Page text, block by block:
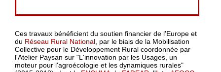
Ces travaux bénéficient du soutien financier de l'Europe et
du Réseau Rural National, par le biais de la Mobilisation
Collective pour le Développement Rural coordonnée par
l'Atelier Paysan sur "L'innovation par les Usages, un
moteur pour l'agroécologie et les dynamiques rurales"